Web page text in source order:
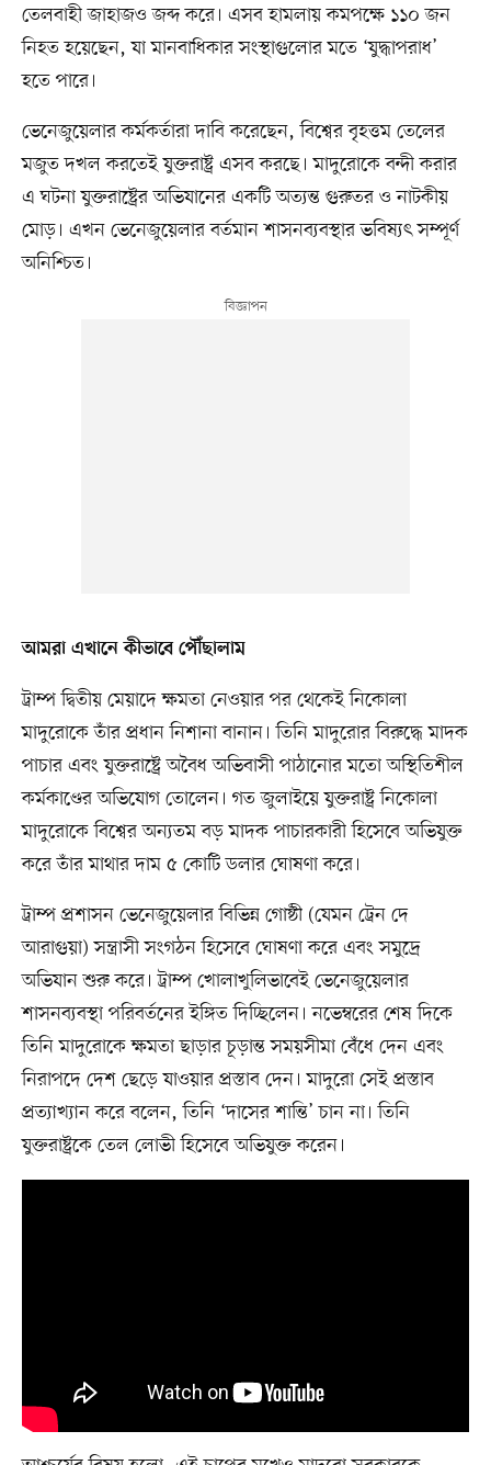
তেলবাহী জাহাজও জব্দ করে। এসব হামলায় কমপক্ষে ১১০ জন
নিহত হয়েছেন, যা মানবাধিকার সংস্থাগুলোর মতে ‘যুদ্ধাপরাধ’
হতে পারে।
ভেনেজুয়েলার কর্মকর্তারা দাবি করেছেন, বিশ্বের বৃহত্তম তেলের
মজুত দখল করতেই যুক্তরাষ্ট্র এসব করছে। মাদুরোকে বন্দী করার
এ ঘটনা যুক্তরাষ্ট্রের অভিযানের একটি অত্যন্ত গুরুতর ও নাটকীয়
মোড়। এখন ভেনেজুয়েলার বর্তমান শাসনব্যবস্থার ভবিষ্যৎ সম্পূর্ণ
অনিশ্চিত।
আমরা এখানে কীভাবে পৌঁছালাম
ট্রাম্প দ্বিতীয় মেয়াদে ক্ষমতা নেওয়ার পর থেকেই নিকোলা
মাদুরোকে তাঁর প্রধান নিশানা বানান। তিনি মাদুরোর বিরুদ্ধে মাদক
পাচার এবং যুক্তরাষ্ট্রে অবৈধ অভিবাসী পাঠানোর মতো অস্থিতিশীল
কর্মকাণ্ডের অভিযোগ তোলেন। গত জুলাইয়ে যুক্তরাষ্ট্র নিকোলা
মাদুরোকে বিশ্বের অন্যতম বড় মাদক পাচারকারী হিসেবে অভিযুক্ত
করে তাঁর মাথার দাম ৫ কোটি ডলার ঘোষণা করে।
ট্রাম্প প্রশাসন ভেনেজুয়েলার বিভিন্ন গোষ্ঠী (যেমন ট্রেন দে
আরাগুয়া) সন্ত্রাসী সংগঠন হিসেবে ঘোষণা করে এবং সমুদ্রে
অভিযান শুরু করে। ট্রাম্প খোলাখুলিভাবেই ভেনেজুয়েলার
শাসনব্যবস্থা পরিবর্তনের ইঙ্গিত দিচ্ছিলেন। নভেম্বরের শেষ দিকে
তিনি মাদুরোকে ক্ষমতা ছাড়ার চূড়ান্ত সময়সীমা বেঁধে দেন এবং
নিরাপদে দেশ ছেড়ে যাওয়ার প্রস্তাব দেন। মাদুরো সেই প্রস্তাব
প্রত্যাখ্যান করে বলেন, তিনি ‘দাসের শান্তি’ চান না। তিনি
যুক্তরাষ্ট্রকে তেল লোভী হিসেবে অভিযুক্ত করেন।